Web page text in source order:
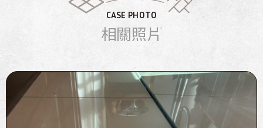
CASE PHOTO
相關照片